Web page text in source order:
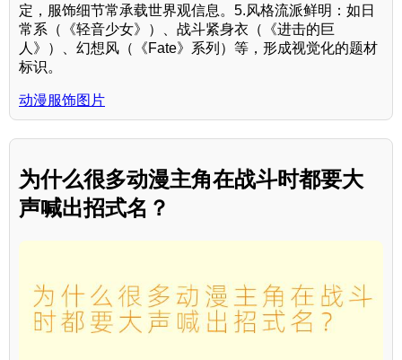
定，服饰细节常承载世界观信息。5.风格流派鲜明：如日
常系（《轻音少女》）、战斗紧身衣（《进击的巨
人》）、幻想风（《Fate》系列）等，形成视觉化的题材
标识。
动漫服饰图片
为什么很多动漫主角在战斗时都要大
声喊出招式名？